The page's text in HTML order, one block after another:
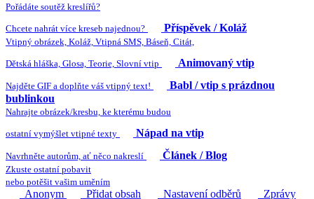
Pořádáte soutěž kreslířů?
Chcete nahrát více kreseb najednou? Příspěvek / Koláž
Vtipný obrázek, Koláž, Vtipná SMS, Báseň, Citát,
Dětská hláška, Glosa, Teorie, Slovní vtip Animovaný vtip
Najděte GIF a doplňte váš vtipný text!
Babl / vtip s prázdnou
bublinkou
Nahrajte obrázek/kresbu, ke kterému budou
ostatní vymýšlet vtipné texty Nápad na vtip
Navrhněte autorům, ať něco nakreslí Článek / Blog
Zkuste ostatní pobavit
nebo potěšit vašim uměním
Anonym Přidat obsah Nastavení odběrů
Zprávy